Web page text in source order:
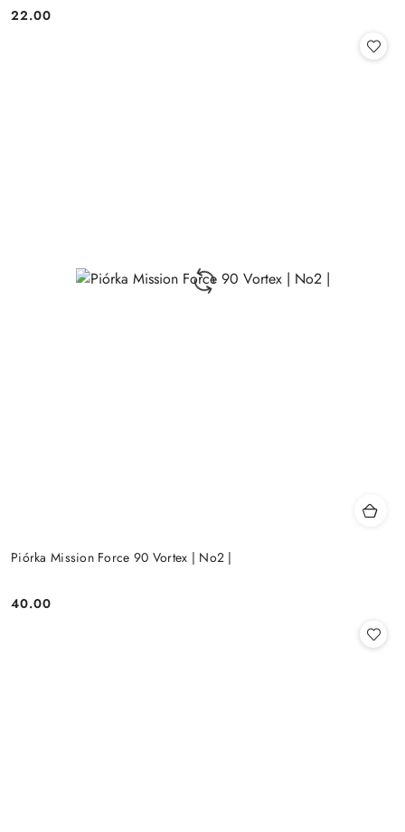
Cena:
22.00
Piórka Mission Force 90 Vortex | No2 |
Cena:
40.00